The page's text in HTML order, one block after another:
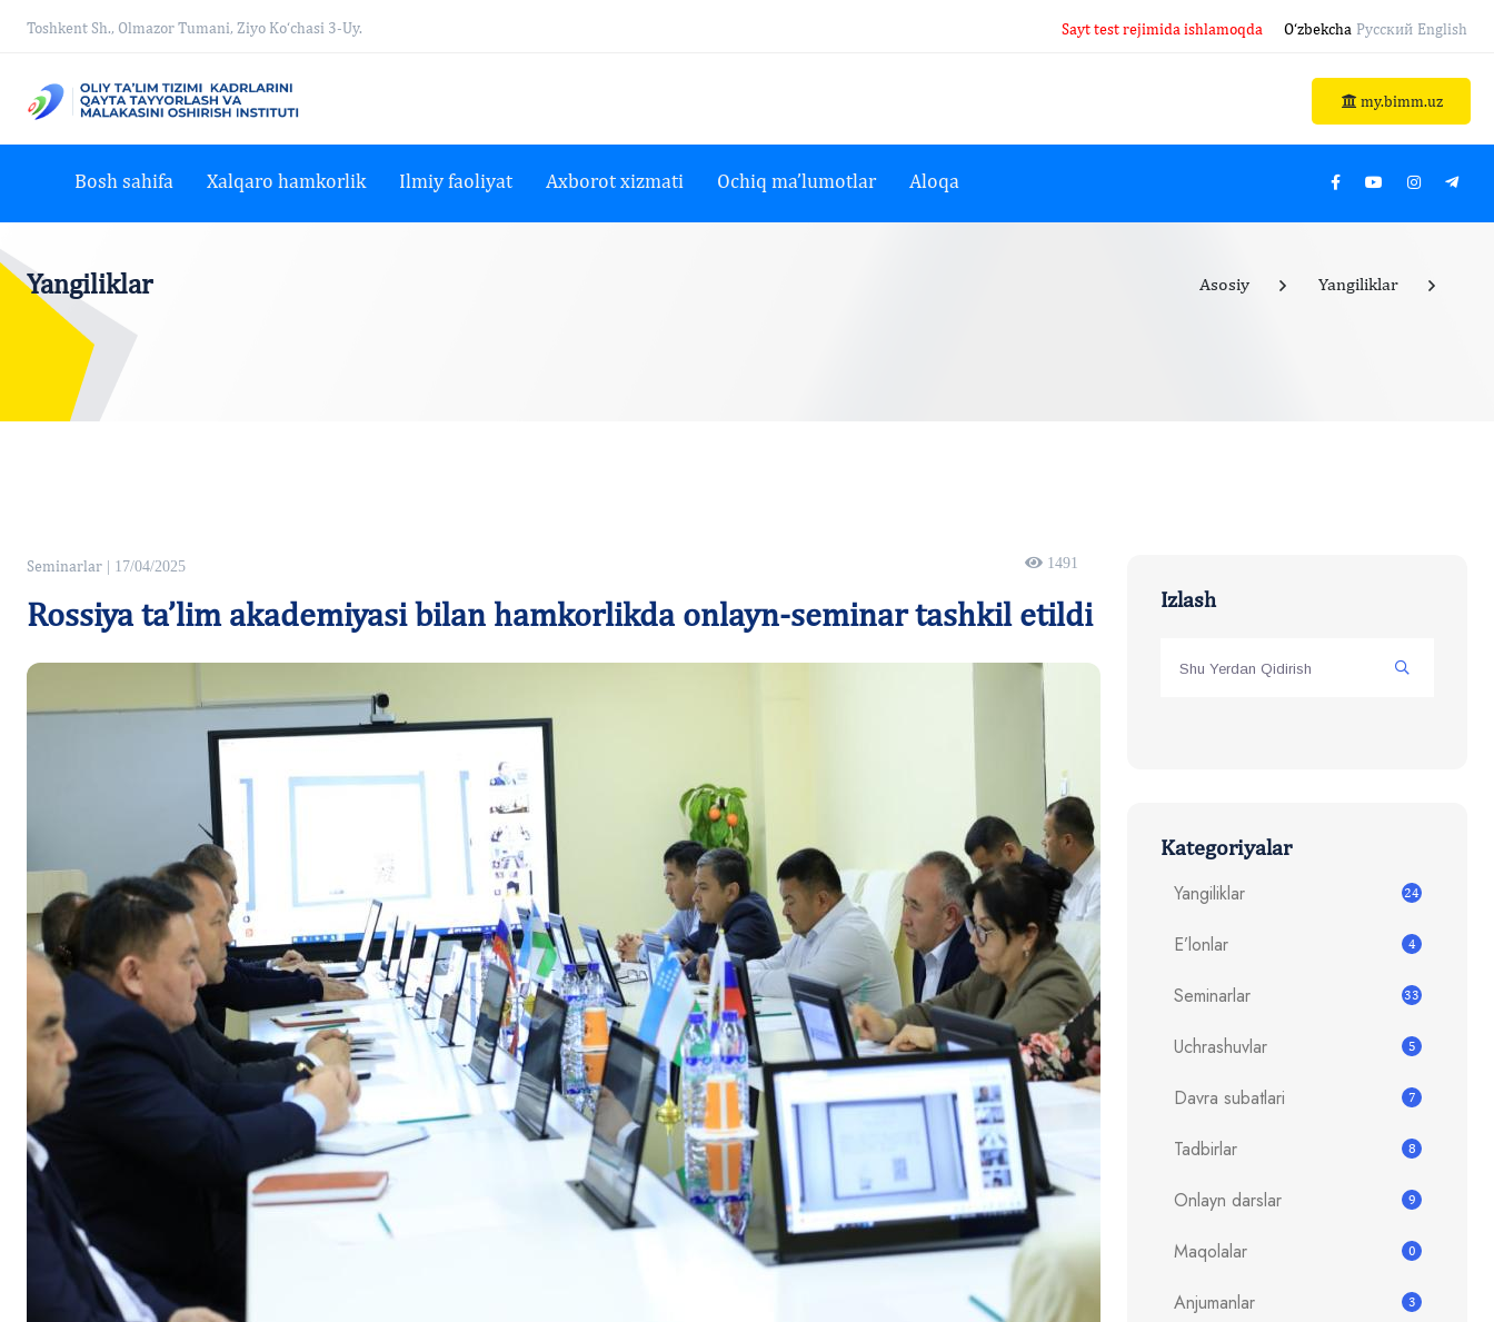
Toshkent Sh., Olmazor Tumani, Ziyo Ko‘chasi 3-Uy. Sayt test rejimida ishlamoqda O‘zbekcha Русский English
my.bimm.uz
Bosh sahifa Xalqaro hamkorlik Ilmiy faoliyat Axborot xizmati Ochiq ma’lumotlar Aloqa
Yangiliklar Asosiy Yangiliklar
Seminarlar | 17/04/2025 1491
Rossiya ta’lim akademiyasi bilan hamkorlikda onlayn-seminar tashkil etildi Izlash
Kategoriyalar
Yangiliklar
24
E’lonlar 4
Seminarlar 33
Uchrashuvlar 5
Davra subatlari 7
Tadbirlar 8
Onlayn darslar 9
Maqolalar 0
Anjumanlar 3